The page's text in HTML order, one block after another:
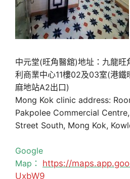
中元堂(旺角醫舘)地址：九龍旺
利商業中心11樓02及03室(港鐵
麻地站A2出口)
Mong Kok clinic address:
Pakpolee Commercial
Street South, Mong Kok,
Google
Map： https://
UxbW9